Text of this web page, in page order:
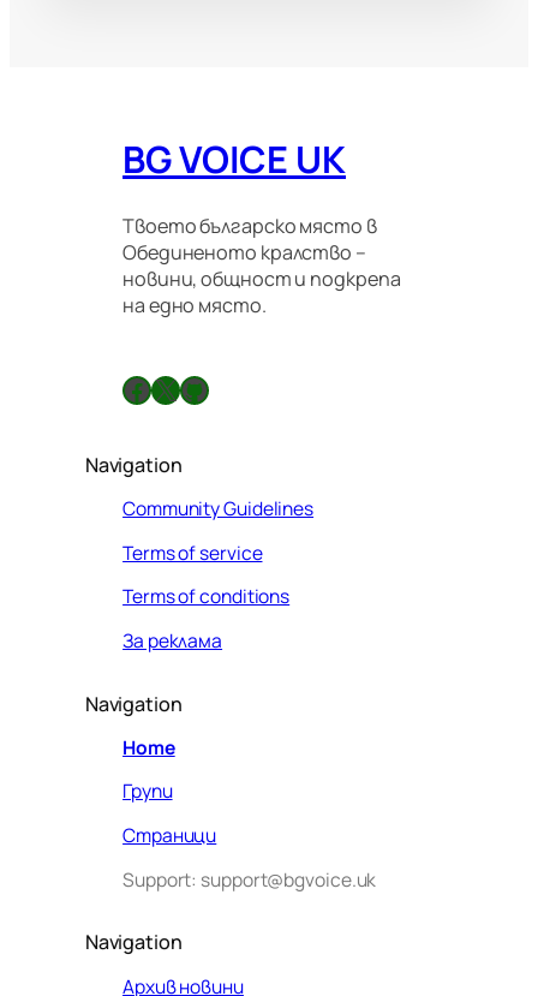
BG VOICE UK
Твоето българско място в
Обединеното кралство –
новини, общност и подкрепа
на едно място.
Facebook X GitHub
Navigation
Community Guidelines
Terms of service
Terms of conditions
За реклама
Navigation
Home
Групи
Страници
Support: support@bgvoice.uk
Navigation
Архив новини